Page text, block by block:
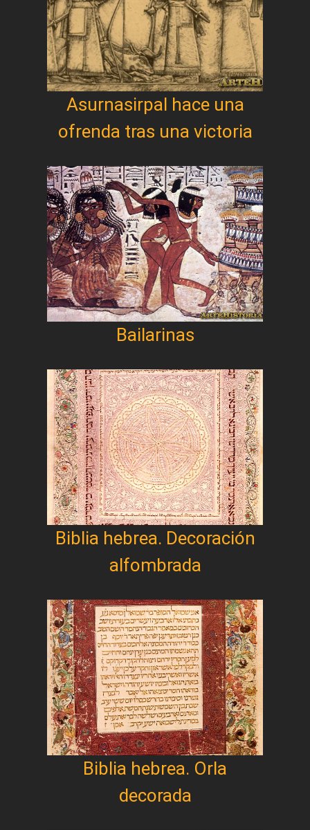
Asurnasirpal hace una
ofrenda tras una victoria
Bailarinas
Biblia hebrea. Decoración
alfombrada
Biblia hebrea. Orla
decorada